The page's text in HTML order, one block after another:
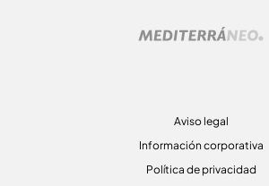
Aviso legal
Información corporativa
Política de privacidad